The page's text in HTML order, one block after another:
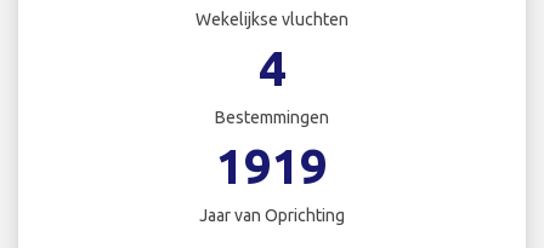
Wekelijkse vluchten
4
Bestemmingen
1919
Jaar van Oprichting